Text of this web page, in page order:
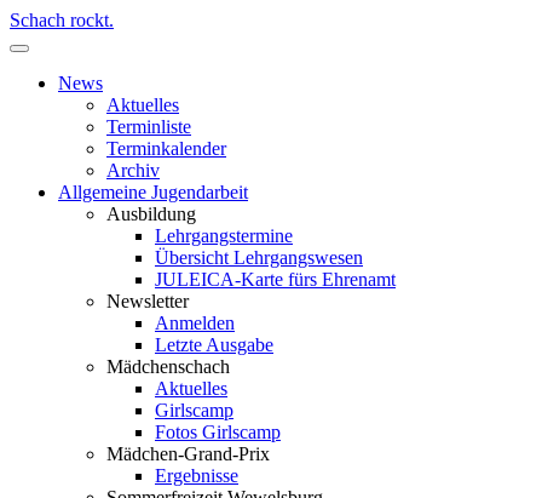
Schach rockt.
News
Aktuelles
Terminliste
Terminkalender
Archiv
Allgemeine Jugendarbeit
Ausbildung
Lehrgangstermine
Übersicht Lehrgangswesen
JULEICA-Karte fürs Ehrenamt
Newsletter
Anmelden
Letzte Ausgabe
Mädchenschach
Aktuelles
Girlscamp
Fotos Girlscamp
Mädchen-Grand-Prix
Ergebnisse